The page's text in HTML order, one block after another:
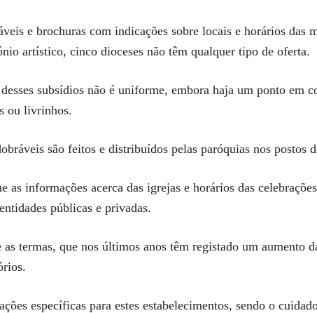
e brochuras com indicações sobre locais e horários das
artístico, cinco dioceses não têm qualquer tipo de oferta.
subsídios não é uniforme, embora haja um ponto em
ou livrinhos.
são feitos e distribuídos pelas paróquias nos postos
as informações acerca das igrejas e horários das
públicas e privadas.
termas, que nos últimos anos têm registado um aumento
específicas para estes estabelecimentos, sendo o